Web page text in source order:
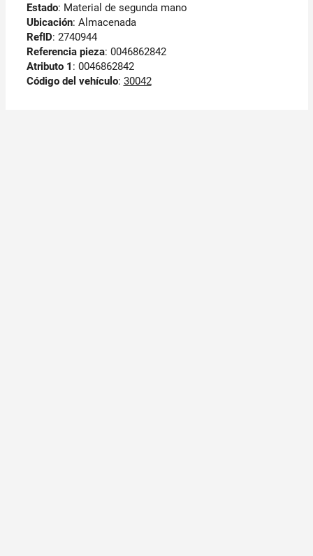
Estado: Material de segunda mano
Ubicación: Almacenada
RefID: 2740944
Referencia pieza: 0046862842
Atributo 1 : 0046862842
Código del vehículo: 30042